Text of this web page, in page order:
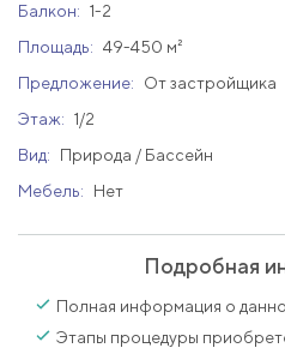
Балкон: 1-2
Площадь: 49-450 м²
Предложение:
От застройщика
Этаж: 1/2
Вид:
Природа / Бассейн
Мебель:
Нет
Подробная
Полная информация о
Этапы процедуры